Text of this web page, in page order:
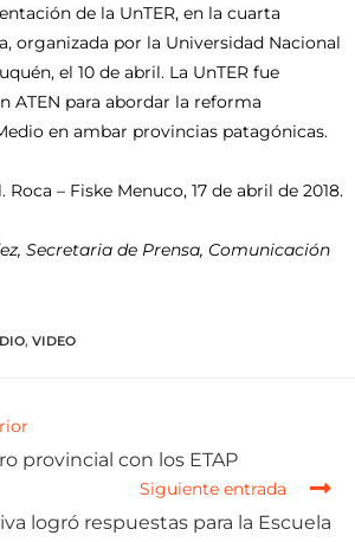
de la UnTER, en la cuarta
organizada por la Universidad Nacional
el 10 de abril. La UnTER fue
ATEN para abordar la reforma
en ambar provincias patagónicas.
Roca – Fiske Menuco, 17 de abril de 2018.
Secretaria de Prensa, Comunicación
, VIDEO
provincial con los ETAP
Siguiente entrada
logró respuestas para la Escuela